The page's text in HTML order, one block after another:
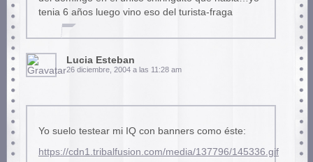
tenia 6 años luego vino eso del turista-fraga
Lucia Esteban
26 diciembre, 2004 a las 11:28 am
Yo suelo testear mi IQ con banners como éste:
https://cdn1.tribalfusion.com/media/137796/145336.gif